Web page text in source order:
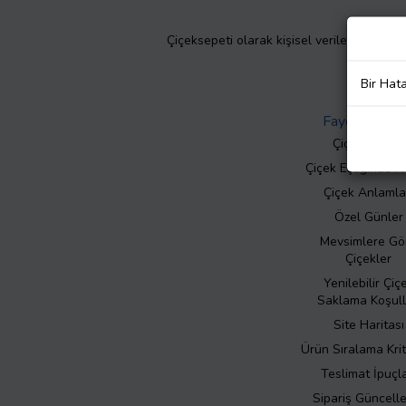
Çiçeksepeti olarak kişisel verilerinizin
Faydalı Bilgiler
Çiçek Bakımı
Çiçek Eşliğinde
Çiçek
Özel Günler
Mevsimlere
Çiçekler
Yenilebilir
Saklama
Site Haritası
Ürün Sıralama
Teslimat
Sipariş
Bir